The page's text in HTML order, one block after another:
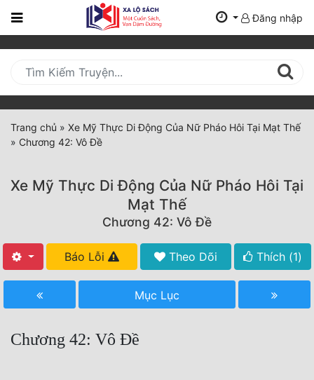
Trang
Mới
Cập
Nhật
(current)
Thể Loại
Truyện Mới Ra
Hoàn Thành
Free
Đăng nhập
Trang chủ » Xe Mỹ Thực Di Động Của Nữ Pháo Hôi Tại Mạt Thế
» Chương 42: Vô Đề
Xe Mỹ Thực Di Động Của Nữ Pháo Hôi Tại
Mạt Thế
Chương 42: Vô Đề
Báo Lỗi Theo Dõi Thích (1)
Mục Lục
Chương 42: Vô Đề